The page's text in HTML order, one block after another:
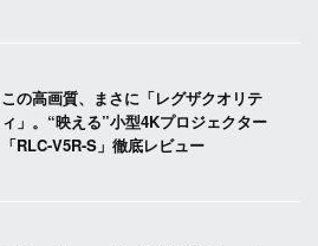
この高画質、まさに「レグザクオリテ
ィ」。“映える”小型4Kプロジェクター
「RLC-V5R-S」徹底レビュー